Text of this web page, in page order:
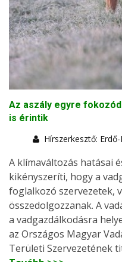
Az aszály egyre
is érintik
Hírszerkesztő:
A klímaváltozás hatásai
kikényszeríti, hogy a
foglalkozó szervezetek,
összedolgozzanak. A
a vadgazdálkodásra
az Országos Magyar
Területi Szervezetének